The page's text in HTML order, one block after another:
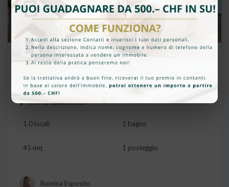
RISERVATO
CHF 209'000
MODERNO MONOLOCALE CON
6593, Cadenazzo
1.0 locali 1 bagno
45 mq 1 posteggio
Romina Esposito